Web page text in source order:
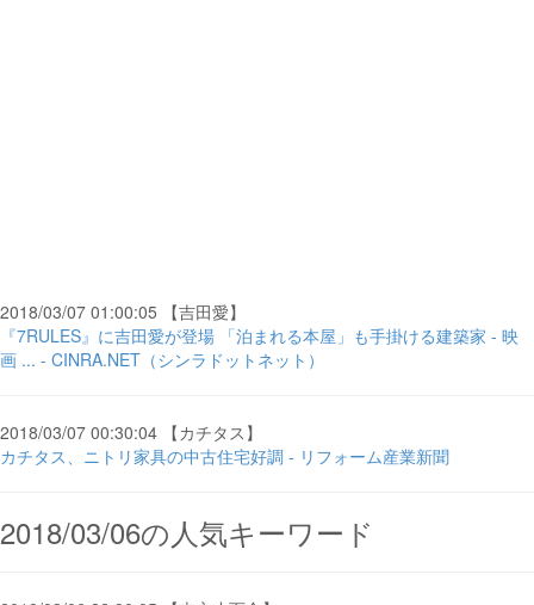
2018/03/07 01:00:05 【吉田愛】
『7RULES』に吉田愛が登場 「泊まれる本屋」も手掛ける建築家 - 映
画 ... - CINRA.NET（シンラドットネット）
2018/03/07 00:30:04 【カチタス】
カチタス、ニトリ家具の中古住宅好調 - リフォーム産業新聞
2018/03/06の人気キーワード